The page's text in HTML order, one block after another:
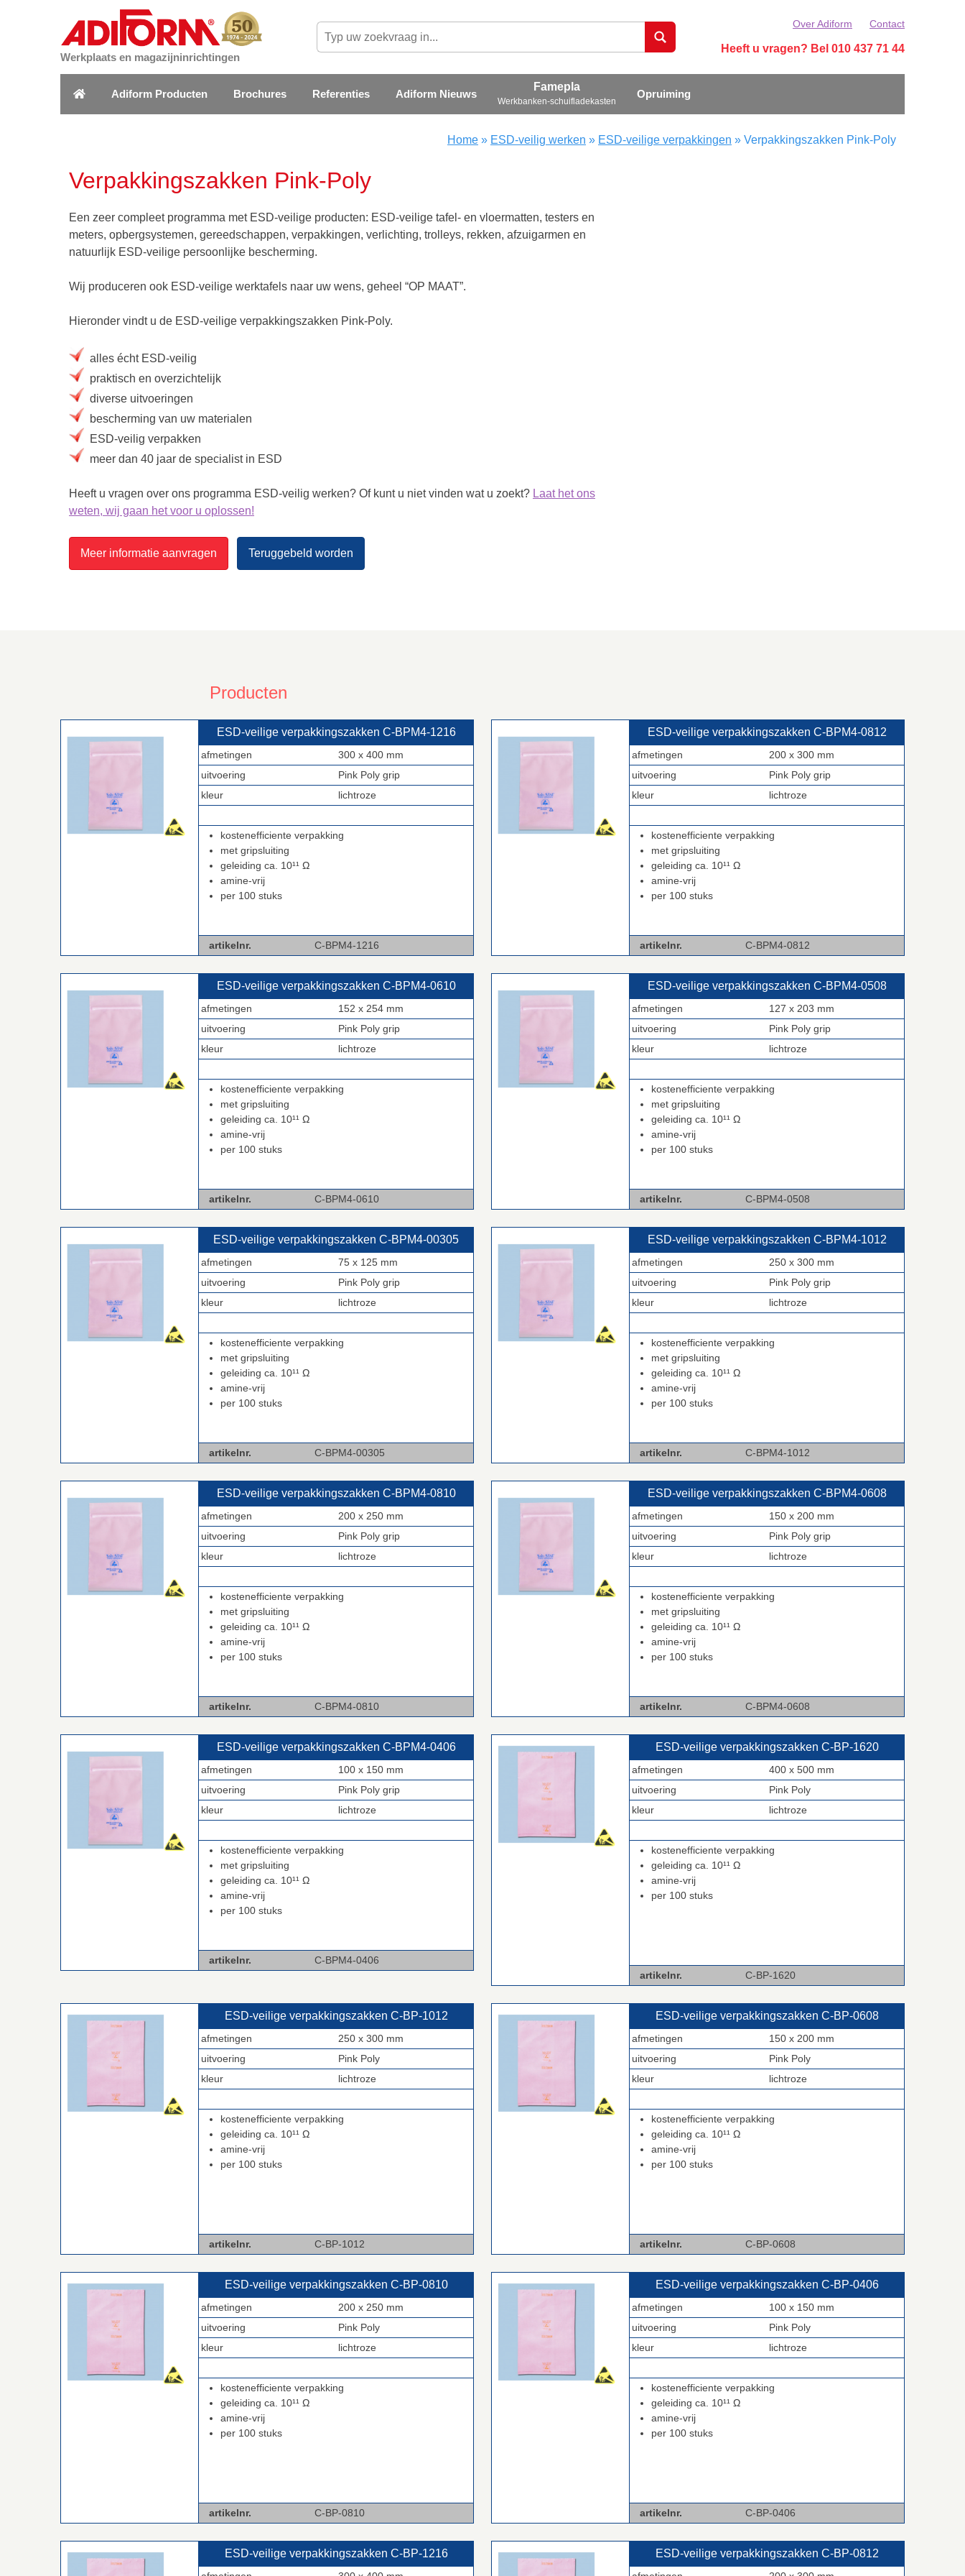
Werkplaats en magazijninrichtingen
Over Adiform Contact
Heeft u vragen? Bel 010 437 71 44
Adiform Producten Brochures Referenties Adiform Nieuws
Werkbanken-schuifladekasten
Opruiming
Home » ESD-veilig werken » ESD-veilige verpakkingen » Verpakkingszakken Pink-Poly
Verpakkingszakken Pink-Poly
Een zeer compleet programma met ESD-veilige producten: ESD-veilige tafel- en vloermatten, testers en
meters, opbergsystemen, gereedschappen, verpakkingen, verlichting, trolleys, rekken, afzuigarmen en
natuurlijk ESD-veilige persoonlijke bescherming.
Wij produceren ook ESD-veilige werktafels naar uw wens, geheel “OP MAAT”.
Hieronder vindt u de ESD-veilige verpakkingszakken Pink-Poly.
alles écht ESD-veilig
praktisch en overzichtelijk
diverse uitvoeringen
bescherming van uw materialen
ESD-veilig verpakken
meer dan 40 jaar de specialist in ESD
Heeft u vragen over ons programma ESD-veilig werken? Of kunt u niet vinden wat u zoekt? Laat het ons
weten, wij gaan het voor u oplossen!
Meer informatie aanvragen Teruggebeld worden
Producten
ESD‑veilige verpakkingszakken C‑BPM4‑1216
afmetingen
300 x 400 mm
uitvoering
Pink Poly grip
kleur
lichtroze
kostenefficiente verpakking
met gripsluiting
geleiding ca. 10¹¹ Ω
amine-vrij
per 100 stuks
artikelnr. C-BPM4-1216
ESD‑veilige verpakkingszakken C‑BPM4‑0812
afmetingen
200 x 300 mm
uitvoering
Pink Poly grip
kleur
lichtroze
kostenefficiente verpakking
met gripsluiting
geleiding ca. 10¹¹ Ω
amine-vrij
per 100 stuks
artikelnr. C-BPM4-0812
ESD‑veilige verpakkingszakken C‑BPM4‑0610
afmetingen
152 x 254 mm
uitvoering
Pink Poly grip
kleur
lichtroze
kostenefficiente verpakking
met gripsluiting
geleiding ca. 10¹¹ Ω
amine-vrij
per 100 stuks
artikelnr. C-BPM4-0610
ESD‑veilige verpakkingszakken C‑BPM4‑0508
afmetingen
127 x 203 mm
uitvoering
Pink Poly grip
kleur
lichtroze
kostenefficiente verpakking
met gripsluiting
geleiding ca. 10¹¹ Ω
amine-vrij
per 100 stuks
artikelnr. C-BPM4-0508
ESD‑veilige verpakkingszakken C‑BPM4‑00305
afmetingen
75 x 125 mm
uitvoering
Pink Poly grip
kleur
lichtroze
kostenefficiente verpakking
met gripsluiting
geleiding ca. 10¹¹ Ω
amine-vrij
per 100 stuks
artikelnr. C-BPM4-00305
ESD‑veilige verpakkingszakken C‑BPM4‑1012
afmetingen
250 x 300 mm
uitvoering
Pink Poly grip
kleur
lichtroze
kostenefficiente verpakking
met gripsluiting
geleiding ca. 10¹¹ Ω
amine-vrij
per 100 stuks
artikelnr. C-BPM4-1012
ESD‑veilige verpakkingszakken C‑BPM4‑0810
afmetingen
200 x 250 mm
uitvoering
Pink Poly grip
kleur
lichtroze
kostenefficiente verpakking
met gripsluiting
geleiding ca. 10¹¹ Ω
amine-vrij
per 100 stuks
artikelnr. C-BPM4-0810
ESD‑veilige verpakkingszakken C‑BPM4‑0608
afmetingen
150 x 200 mm
uitvoering
Pink Poly grip
kleur
lichtroze
kostenefficiente verpakking
met gripsluiting
geleiding ca. 10¹¹ Ω
amine-vrij
per 100 stuks
artikelnr. C-BPM4-0608
ESD‑veilige verpakkingszakken C‑BPM4‑0406
afmetingen
100 x 150 mm
uitvoering
Pink Poly grip
kleur
lichtroze
kostenefficiente verpakking
met gripsluiting
geleiding ca. 10¹¹ Ω
amine-vrij
per 100 stuks
artikelnr. C-BPM4-0406
ESD‑veilige verpakkingszakken C‑BP‑1620
afmetingen
400 x 500 mm
uitvoering
Pink Poly
kleur
lichtroze
kostenefficiente verpakking
geleiding ca. 10¹¹ Ω
amine-vrij
per 100 stuks
artikelnr. C-BP-1620
ESD‑veilige verpakkingszakken C‑BP‑1012
afmetingen
250 x 300 mm
uitvoering
Pink Poly
kleur
lichtroze
kostenefficiente verpakking
geleiding ca. 10¹¹ Ω
amine-vrij
per 100 stuks
artikelnr. C-BP-1012
ESD‑veilige verpakkingszakken C‑BP‑0608
afmetingen
150 x 200 mm
uitvoering
Pink Poly
kleur
lichtroze
kostenefficiente verpakking
geleiding ca. 10¹¹ Ω
amine-vrij
per 100 stuks
artikelnr. C-BP-0608
ESD‑veilige verpakkingszakken C‑BP‑0810
afmetingen
200 x 250 mm
uitvoering
Pink Poly
kleur
lichtroze
kostenefficiente verpakking
geleiding ca. 10¹¹ Ω
amine-vrij
per 100 stuks
artikelnr. C-BP-0810
ESD‑veilige verpakkingszakken C‑BP‑0406
afmetingen
100 x 150 mm
uitvoering
Pink Poly
kleur
lichtroze
kostenefficiente verpakking
geleiding ca. 10¹¹ Ω
amine-vrij
per 100 stuks
artikelnr. C-BP-0406
ESD‑veilige verpakkingszakken C‑BP‑1216 ESD‑veilige verpakkingszakken C‑BP‑0812